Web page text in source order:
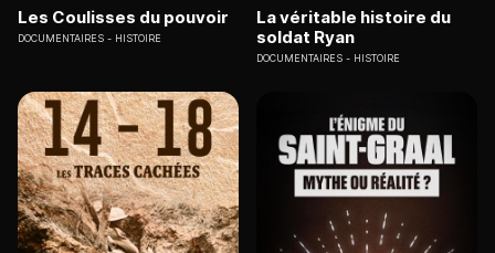
Les Coulisses du pouvoir
DOCUMENTAIRES HISTOIRE
La véritable histoire du
soldat Ryan
DOCUMENTAIRES HISTOIRE